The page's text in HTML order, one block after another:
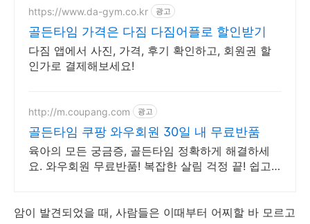
https://www.da-gym.co.kr 광고
골든타임 가격은 다짐 다짐어플로 할인받기
다짐 앱에서 사진, 가격, 후기 확인하고, 회원권 할
인가로 결제해보세요!
http://m.coupang.com 광고
골든타임 쿠팡 와우회원 30일 내 무료반품
육아의 모든 궁금증, 골든타임 정확하게 해결하세
요. 와우회원 무료반품! 복잡한 살림 걱정 끝! 쉽고
암이 발견되었을 때, 사람들은 이때부터 어찌할 바 모르고